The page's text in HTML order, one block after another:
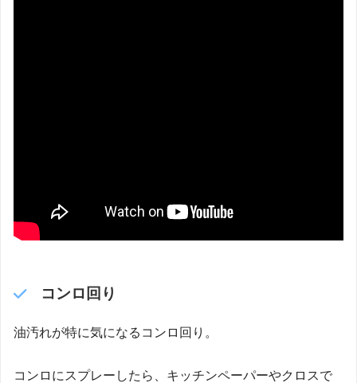
コンロ回り
油汚れが特に気になるコンロ回り。
コンロにスプレーしたら、キッチンペーパーやクロスで